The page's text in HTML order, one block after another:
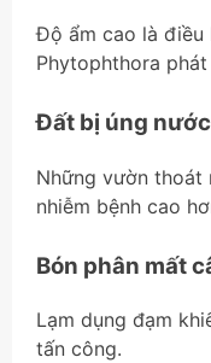
Độ ẩm cao là điều
Phytophthora
Đất bị úng nước
Những vườn
nhiễm bệnh cao
Bón phân mất
Lạm dụng đạm
tấn công.